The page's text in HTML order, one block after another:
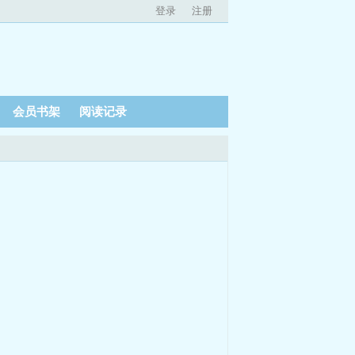
登录 注册
会员书架 阅读记录